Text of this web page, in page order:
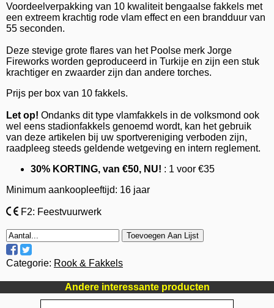
Voordeelverpakking van 10 kwaliteit bengaalse fakkels met
een extreem krachtig rode vlam effect en een brandduur van
55 seconden.
Deze stevige grote flares van het Poolse merk Jorge
Fireworks worden geproduceerd in Turkije en zijn een stuk
krachtiger en zwaarder zijn dan andere torches.
Prijs per box van 10 fakkels.
Let op! Ondanks dit type vlamfakkels in de volksmond ook
wel eens stadionfakkels genoemd wordt, kan het gebruik
van deze artikelen bij uw sportvereniging verboden zijn,
raadpleeg steeds geldende wetgeving en intern reglement.
30% KORTING, van €50, NU! : 1 voor €35
Minimum aankoopleeftijd: 16 jaar
F2: Feestvuurwerk
Toevoegen Aan Lijst
Categorie: Rook & Fakkels
Andere interessante producten